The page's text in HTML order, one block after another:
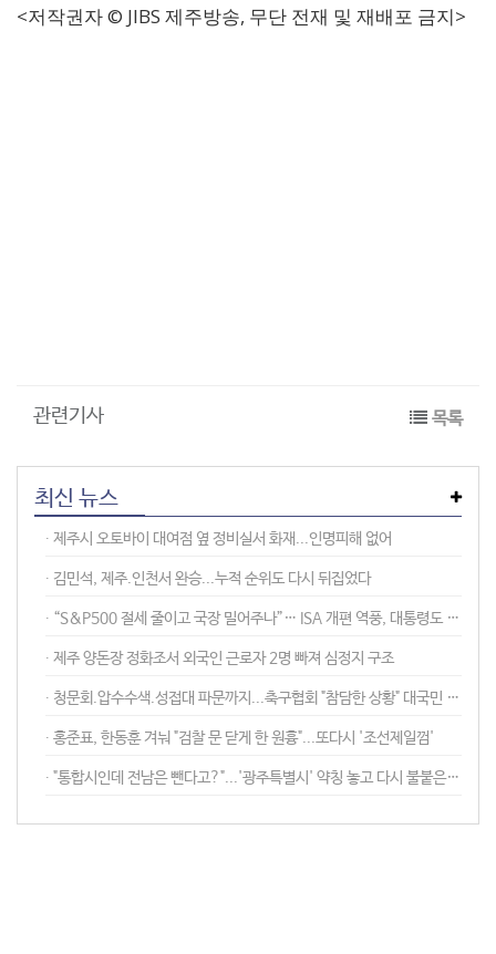
<저작권자 © JIBS 제주방송, 무단 전재 및 재배포 금지>
관련기사 목록
최신 뉴스
∙︎ 제주시 오토바이 대여점 옆 정비실서 화재...인명피해 없어
∙︎ 김민석, 제주.인천서 완승...누적 순위도 다시 뒤집었다
∙︎ “S&P500 절세 줄이고 국장 밀어주나”… ISA 개편 역풍, 대통령도 제동
∙︎ 제주 양돈장 정화조서 외국인 근로자 2명 빠져 심정지 구조
∙︎ 청문회.압수수색.성접대 파문까지...축구협회 "참담한 상황" 대국민 사과
∙︎ 홍준표, 한동훈 겨눠 "검찰 문 닫게 한 원흉"...또다시 '조선제일껌'
∙︎ "통합시인데 전남은 뺀다고?"...'광주특별시' 약칭 놓고 다시 불붙은 논란